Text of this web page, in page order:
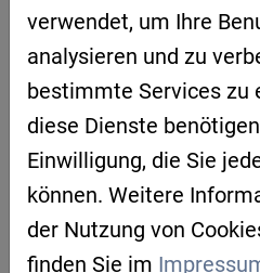
Intelligenz -
verwendet, um Ihre
analysieren und zu
bestimmte Services zu
diese Dienste
Einwilligung, die Sie
können. Weitere
der Nutzung von
finden Sie im